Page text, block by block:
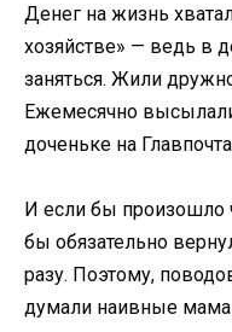
Денег на жизнь
хозяйстве» — ведь в
заняться. Жили
Ежемесячно
доченьке на
И если бы произошло
бы обязательно
разу. Поэтому,
думали наивные мама